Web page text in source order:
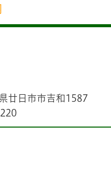
廿日市市吉和1587